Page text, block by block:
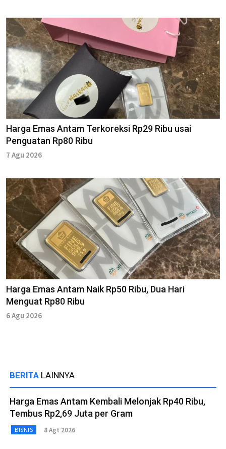
Harga Emas Antam Terkoreksi Rp29 Ribu usai
Penguatan Rp80 Ribu
7 Agu 2026
Harga Emas Antam Naik Rp50 Ribu, Dua Hari
Menguat Rp80 Ribu
6 Agu 2026
BERITA LAINNYA
Harga Emas Antam Kembali Melonjak Rp40 Ribu,
Tembus Rp2,69 Juta per Gram
BISNIS 8 Agt 2026